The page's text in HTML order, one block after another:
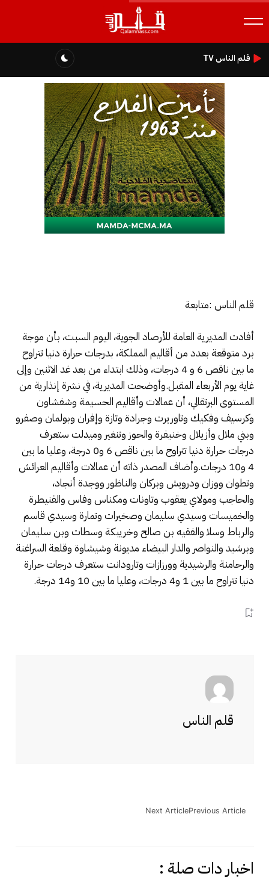
قلم الناس TV
قلم الناس :متابعة
أفادت المديرية العامة للأرصاد الجوية، اليوم السبت، بأن موجة
برد متوقعة بعدد من أقاليم المملكة، بدرجات حرارة دنيا تتراوح
ما بين ناقص 6 و 4 درجات، وذلك ابتداء من بعد غد الاثنين وإلى
غاية يوم الأربعاء المقبل.وأوضحت المديرية، في نشرة إنذارية من
المستوى البرتقالي، أن عمالات وأقاليم الحسيمة وشفشاون
وكرسيف وفكيك وتاوريرت وجرادة وتازة وإفران وبولمان وصفرو
وبني ملال وأزيلال وخنيفرة والحوز وتنغير وميدلت ستعرف
درجات حرارة دنيا تتراوح ما بين ناقص 6 و0 درجة، وعليا ما بين
4 و10 درجات.وأضاف المصدر ذاته أن عمالات وأقاليم العرائش
وتطوان ووزان ودرويش وبركان والناظور ووجدة أنجاد،
والحاجب ومولاي يعقوب وتاونات ومكناس وفاس والقنيطرة
والخميسات وسيدي سليمان وصخيرات وتمارة وسيدي قاسم
والرباط وسلا والفقيه بن صالح وخريبكة وسطات وبن سليمان
وبرشيد والنواصر والدار البيضاء مديونة وشيشاوة وقلعة السراغنة
والرحامنة والرشيدية وورزازات وتارودانت ستعرف درجات حرارة
دنيا تتراوح ما بين 1 و4 درجات، وعليا ما بين 10 و14 درجة.
قلم الناس
Previous Article
Next Article
اخبار دات صلة :